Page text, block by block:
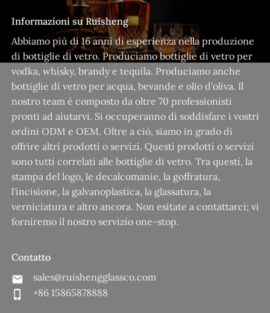
Informazioni su Ruisheng
Abbiamo più di 16 anni di esperienza nella produzione
di bottiglie di vetro. Produciamo bottiglie di vetro per
vodka, whisky, brandy e tequila. Produciamo anche
bottiglie di vetro per acqua, bevande e olio d'oliva. Il
nostro team è composto da oltre 70 professionisti
pronti ad aiutarvi. Si occuperanno di soddisfare i vostri
ordini ODM e OEM. Oltre a ciò, siamo in grado di
offrire altri prodotti o servizi. Questi prodotti o servizi
sono tutti correlati alle bottiglie di vetro. Tra questi, la
stampa del logo, le decalcomanie, la goffratura,
l'incisione, la galvanoplastica, la glassatura, la
verniciatura e altro ancora. Non esitate a contattarci; vi
forniremo il nostro servizio one-stop.
Contatto
sales@ruishengglassco.com
+86 15865878888